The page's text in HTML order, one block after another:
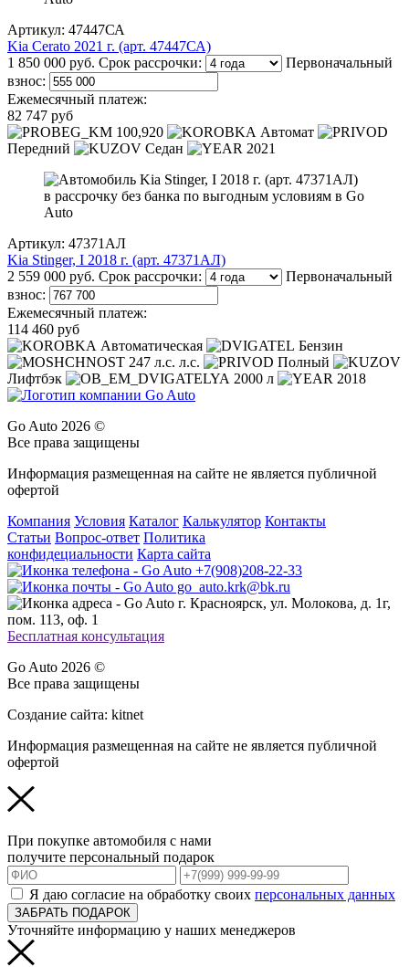
Артикул: 47447СА
Kia Cerato 2021 г. (арт. 47447СА)
1 850 000 руб. Срок рассрочки:
Первоначальный
взнос:
Ежемесячный платеж:
82 747 руб
100,920
Автомат
Передний
Седан 2021
Артикул: 47371АЛ
Kia Stinger, I 2018 г. (арт. 47371АЛ)
2 559 000 руб. Срок рассрочки:
Первоначальный
взнос:
Ежемесячный платеж:
114 460 руб
Автоматическая
Бензин
247 л.с. л.с.
Полный
Лифтбэк
2000 л 2018
Go Auto 2026 ©
Все права защищены
Информация размещенная на сайте не является публичной
офертой
Компания Условия Каталог Калькулятор Контакты
Статьи Вопрос-ответ Политика
конфидециальности Карта сайта
+7(908)208-22-33
go_auto.krk@bk.ru
г. Красноярск, ул. Молокова, д. 1г,
пом. 113, оф. 1
Бесплатная консультация
Go Auto 2026 ©
Все права защищены
Создание сайта: kitnet
Информация размещенная на сайте не является публичной
офертой
При покупке автомобиля с нами
получите персональный подарок
Я даю согласие на обработку своих персональных данных
ЗАБРАТЬ ПОДАРОК
Уточняйте информацию у наших менеджеров